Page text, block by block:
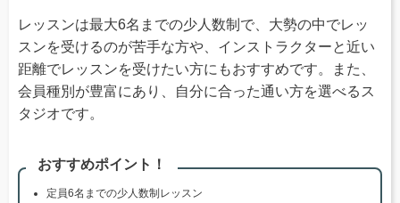
レッスンは最大6名までの少人数制で、大勢の中でレッ
スンを受けるのが苦手な方や、インストラクターと近い
距離でレッスンを受けたい方にもおすすめです。また、
会員種別が豊富にあり、自分に合った通い方を選べるス
タジオです。
おすすめポイント！
定員6名までの少人数制レッスン